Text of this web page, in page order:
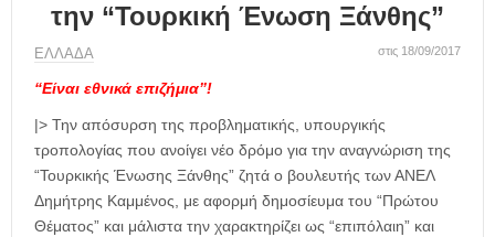
την “Τουρκική Ένωση Ξάνθης”
ΕΛΛΑΔΑ στις 18/09/2017
“Είναι εθνικά επιζήμια”!
|> Την απόσυρση της προβληματικής, υπουργικής
τροπολογίας που ανοίγει νέο δρόμο για την αναγνώριση της
“Τουρκικής Ένωσης Ξάνθης” ζητά ο βουλευτής των ΑΝΕΛ
Δημήτρης Καμμένος, με αφορμή δημοσίευμα του “Πρώτου
Θέματος” και μάλιστα την χαρακτηρίζει ως “επιπόλαιη” και